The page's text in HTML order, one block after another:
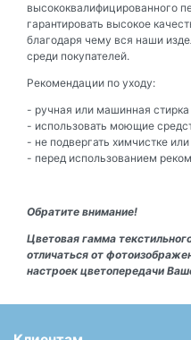
высококвалифицированного
гарантировать высокое
благодаря чему вся наши
среди покупателей.
Рекомендации по уходу:
- ручная или машинная
- использовать моющие
- не подвергать химчистке
- перед использованием
Обратите внимание!
Цветовая гамма
отличаться от
настроек цветопередачи